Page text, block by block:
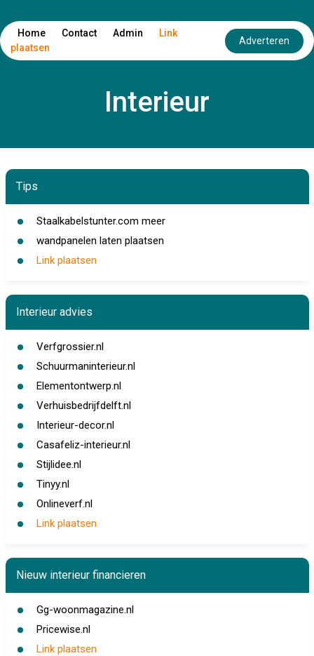
Home Contact Admin
Link
plaatsen
Adverteren
Interieur
Tips
Staalkabelstunter.com meer
wandpanelen laten plaatsen
Link plaatsen
Interieur advies
Verfgrossier.nl
Schuurmaninterieur.nl
Elementontwerp.nl
Verhuisbedrijfdelft.nl
Interieur-decor.nl
Casafeliz-interieur.nl
Stijlidee.nl
Tinyy.nl
Onlineverf.nl
Link plaatsen
Nieuw interieur financieren
Gg-woonmagazine.nl
Pricewise.nl
Link plaatsen